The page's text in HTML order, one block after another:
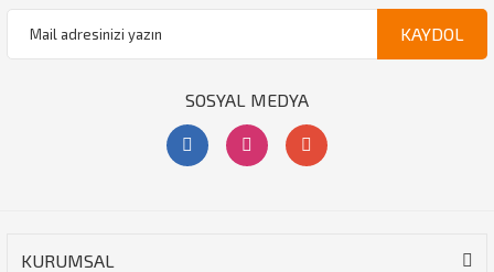
KURUMSAL
KAYDOL
SOSYAL MEDYA